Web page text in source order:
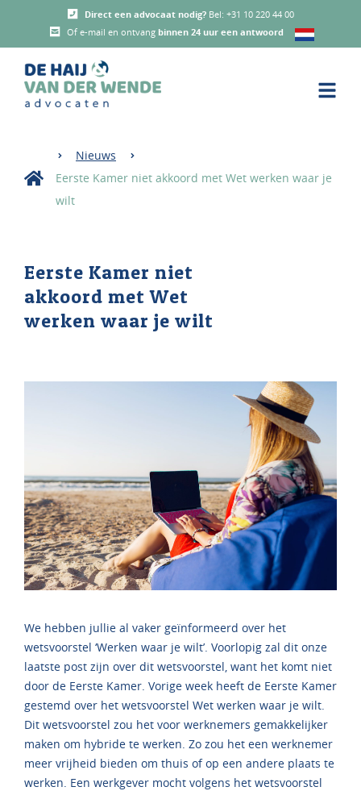
Direct een advocaat nodig? Bel: +31 10 220 44 00
Of e-mail en ontvang binnen 24 uur een antwoord
Nieuws
Eerste Kamer niet akkoord met Wet werken waar je
wilt
Eerste Kamer niet
akkoord met Wet
werken waar je wilt
We hebben jullie al vaker geïnformeerd over het
wetsvoorstel ‘Werken waar je wilt’. Voorlopig zal dit onze
laatste post zijn over dit wetsvoorstel, want het komt niet
door de Eerste Kamer. Vorige week heeft de Eerste Kamer
gestemd over het wetsvoorstel Wet werken waar je wilt.
Dit wetsvoorstel zou het voor werknemers gemakkelijker
maken om hybride te werken. Zo zou het een werknemer
meer vrijheid bieden om thuis of op een andere plaats te
werken. Een werkgever mocht volgens het wetsvoorstel